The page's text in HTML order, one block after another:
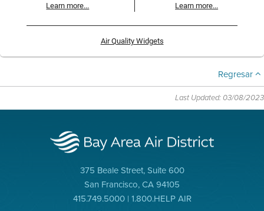
Learn more... Learn more...
Air Quality Widgets
Regresar
Last Updated: 03/08/2023
375 Beale Street, Suite 600
San Francisco, CA 94105
415.749.5000 | 1.800.HELP AIR